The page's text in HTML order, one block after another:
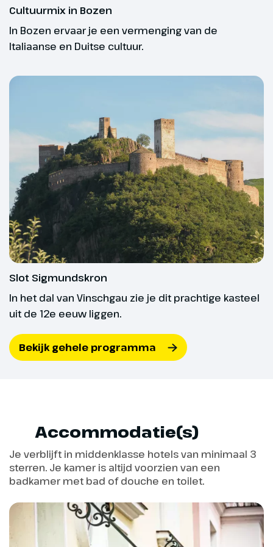
Cultuurmix in Bozen
In Bozen ervaar je een vermenging van de
Italiaanse en Duitse cultuur.
Slot Sigmundskron
In het dal van Vinschgau zie je dit prachtige kasteel
uit de 12e eeuw liggen.
Bekijk gehele programma
vlakbij het drielandenpunt en als
je het meer voor het eerst ziet,
kijk je jouw ogen uit. In het
midden van het meer bevindt
van het stuwmeer onder water is
komen te staan. Vanaf dit
pittoreske meer fiets je door
Laatsch en Glurns met als
eindpunt Schlanders. Schlanders
ligt in Zuid-Tirol en hier vind je de
hoogste kerktoren van Tirol, de
90 meter hoge toren van de
Pfarrkirche Maria Himmelfahrt.
(ca. 57 km)
Hoogtepunt
Pittoresk
Reschenmeer
Dag 3
Accommodatie(s)
Je verblijft in middenklasse hotels van minimaal 3
sterren. Je kamer is altijd voorzien van een
badkamer met bad of douche en toilet.
Onze fietsreizen zijn er in verschillende niveaus
zodat er voor iedereen een leuke fietsreis te vinden
is. De sterren geven je een indicatie van het
fietsniveau:
★☆☆ Fietsroutes in overwegend vlak terrein met
normale conditie kun je deze reis prima boeken.
★★☆ Fietsroutes in vlak tot heuvelachtig terrein
met af en toe een stevige stijging of daling. Op
deze fietsreis fiets je ook langere afstanden (> 50
km). Een goede conditie en voldoende fietservaring
daling. Op deze fietsreis fiets reis je regelmatig
langere afstanden (>50 km). Met een uitstekende
conditie en voldoende fietservaring kun je deze
reis boeken.